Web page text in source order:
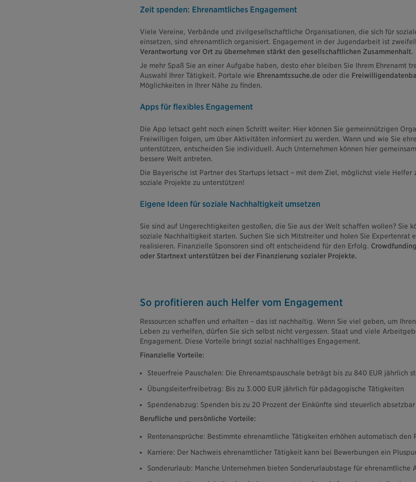
Zeit spenden: Ehrenamtliches Engagement
Viele Vereine, Verbände und zivilgesellschaftliche Organisationen, die sich für
einsetzen, sind ehrenamtlich organisiert. Engagement in der Jugendarbeit ist
Verantwortung vor Ort zu übernehmen stärkt den gesellschaftlichen Zusammenhalt.
Je mehr Spaß Sie an einer Aufgabe haben, desto eher bleiben Sie Ihrem Ehrenamt
Auswahl Ihrer Tätigkeit. Portale wie Ehrenamtssuche.de oder die
Möglichkeiten in Ihrer Nähe zu finden.
Apps für flexibles Engagement
Die App letsact geht noch einen Schritt weiter: Hier können Sie gemeinnützigen
Freiwilligen folgen, um über Aktivitäten informiert zu werden. Wann und wie Sie
unterstützen, entscheiden Sie individuell. Auch Unternehmen können hier
bessere Welt antreten.
Die Bayerische ist Partner des Startups letsact – mit dem Ziel, möglichst viele Helfer
soziale Projekte zu unterstützen!
Eigene Ideen für soziale Nachhaltigkeit umsetzen
Sie sind auf Ungerechtigkeiten gestoßen, die Sie aus der Welt schaffen wollen? Sie
soziale Nachhaltigkeit starten. Suchen Sie sich Mitstreiter und holen Sie Expertenrat
realisieren. Finanzielle Sponsoren sind oft entscheidend für den Erfolg.
oder Startnext unterstützen bei der Finanzierung sozialer Projekte.
So profitieren auch Helfer vom Engagement
Ressourcen schaffen und erhalten – das ist nachhaltig. Wenn Sie viel geben, um
Leben zu verhelfen, dürfen Sie sich selbst nicht vergessen. Staat und viele
Engagement. Diese Vorteile bringt sozial nachhaltiges Engagement.
Finanzielle Vorteile:
Steuerfreie Pauschalen: Die Ehrenamtspauschale beträgt bis zu 840 EUR jährlich
Übungsleiterfreibetrag: Bis zu 3.000 EUR jährlich für pädagogische Tätigkeiten
Spendenabzug: Spenden bis zu 20 Prozent der Einkünfte sind steuerlich absetzbar
Berufliche und persönliche Vorteile:
Rentenansprüche: Bestimmte ehrenamtliche Tätigkeiten erhöhen automatisch den
Karriere: Der Nachweis ehrenamtlicher Tätigkeit kann bei Bewerbungen ein
Sonderurlaub: Manche Unternehmen bieten Sonderurlaubstage für ehrenamtliche